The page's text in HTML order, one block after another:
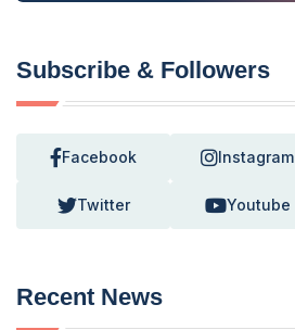
Subscribe & Followers
Facebook Instagram
Twitter Youtube
Recent News